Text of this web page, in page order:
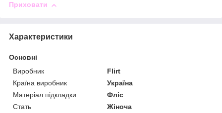
Приховати
Характеристики
Основні
Виробник
Flirt
Країна виробник
Україна
Матеріал підкладки
Фліс
Стать
Жіноча